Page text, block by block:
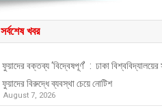
সর্বশেষ খবর
ফুয়াদের বক্তব্য ‘বিদ্বেষপূর্ণ’ : ঢাকা বিশ্ববিদ্যালয়ের
ফুয়াদের বিরুদ্ধে ব্যবস্থা চেয়ে নোটিশ
August 7, 2026